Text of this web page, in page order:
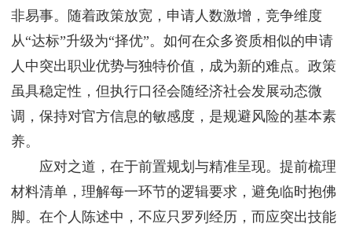
非易事。随着政策放宽，申请人数激增，竞争维度
从“达标”升级为“择优”。如何在众多资质相似的申请
人中突出职业优势与独特价值，成为新的难点。政策
虽具稳定性，但执行口径会随经济社会发展动态微
调，保持对官方信息的敏感度，是规避风险的基本素
养。
应对之道，在于前置规划与精准呈现。提前梳理
材料清单，理解每一环节的逻辑要求，避免临时抱佛
脚。在个人陈述中，不应只罗列经历，而应突出技能